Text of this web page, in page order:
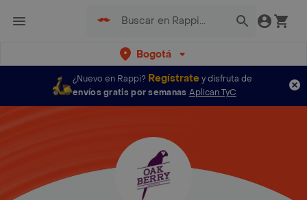
Bogotá
¿Nuevo en Rappi? Regístratey disfruta de
envíos gratis por semanas Aplican TyC